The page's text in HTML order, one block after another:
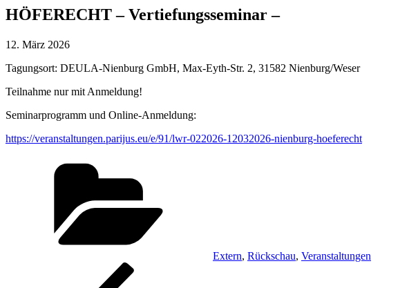
HÖFERECHT – Vertiefungsseminar –
12. März 2026
Tagungsort: DEULA-Nienburg GmbH, Max-Eyth-Str. 2, 31582 Nienburg/Weser
Teilnahme nur mit Anmeldung!
Seminarprogramm und Online-Anmeldung:
https://veranstaltungen.parijus.eu/e/91/lwr-022026-12032026-nienburg-hoeferecht
Extern, Rückschau, Veranstaltungen
Beitragsnavigation